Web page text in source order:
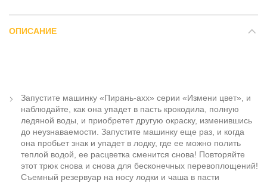
ОПИСАНИЕ
Запустите машинку «Пирань-ахх» серии «Измени цвет», и
наблюдайте, как она упадет в пасть крокодила, полную
ледяной воды, и приобретет другую окраску, изменившись
до неузнаваемости. Запустите машинку еще раз, и когда
она пробьет знак и упадет в лодку, где ее можно полить
теплой водой, ее расцветка сменится снова! Повторяйте
этот трюк снова и снова для бесконечных перевоплощений!
Съемный резервуар на носу лодки и чаша в пасти